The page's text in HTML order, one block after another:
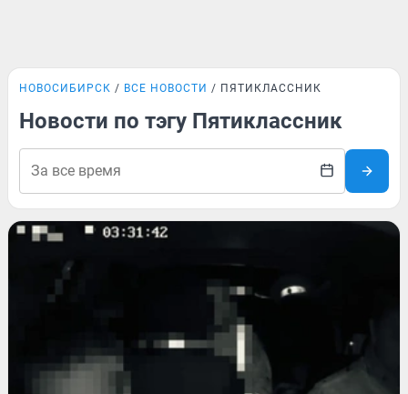
НОВОСИБИРСК ВСЕ НОВОСТИ ПЯТИКЛАССНИК
Новости по тэгу Пятиклассник